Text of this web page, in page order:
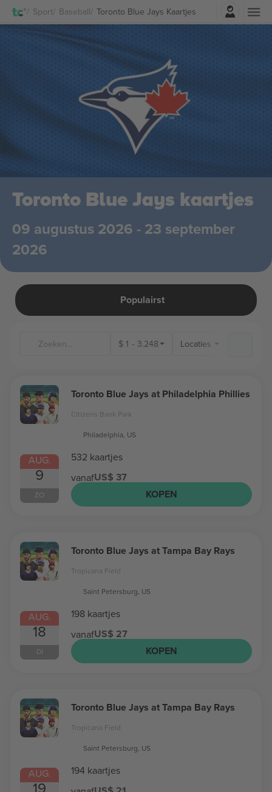
Sport Baseball Toronto Blue Jays Kaartjes
Log in
Toronto Blue Jays kaartjes
09 augustus 2026 - 23 september
2026
Populairst
$ 1 - 3.248 Locaties
AUG.
9
ZO
Toronto Blue Jays at Philadelphia Phillies
Citizens Bank Park
Philadelphia, US
532 kaartjes
vanafUS$ 37
KOPEN
AUG.
18
DI
Toronto Blue Jays at Tampa Bay Rays
Tropicana Field
Saint Petersburg, US
198 kaartjes
vanafUS$ 27
KOPEN
AUG.
19
Toronto Blue Jays at Tampa Bay Rays
Tropicana Field
Saint Petersburg, US
194 kaartjes